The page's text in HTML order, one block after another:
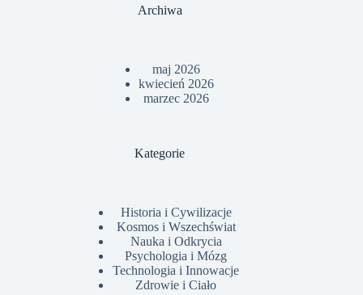
Archiwa
maj 2026
kwiecień 2026
marzec 2026
Kategorie
Historia i Cywilizacje
Kosmos i Wszechświat
Nauka i Odkrycia
Psychologia i Mózg
Technologia i Innowacje
Zdrowie i Ciało